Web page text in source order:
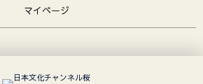
マイページ